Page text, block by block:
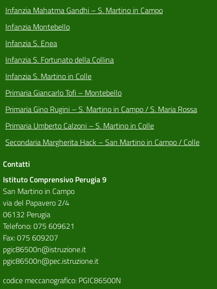
Infanzia Mahatma Gandhi – S. Martino in Campo
Infanzia Montebello
Infanzia S. Enea
Infanzia S. Fortunato della Collina
Infanzia S. Martino in Colle
Primaria Giancarlo Tofi – Montebello
Primaria Gino Rugini – S. Martino in Campo / S. Maria Rossa
Primaria Umberto Calzoni – S. Martino in Colle
Secondaria Margherita Hack – San Martino in Campo / Colle
Contatti
Istituto Comprensivo Perugia 9
San Martino in Campo
via del Papavero 2/4
06132 Perugia
Telefono: 075 609621
Fax: 075 609207
pgic86500n@istruzione.it
pgic86500n@pec.istruzione.it
codice meccanografico: PGIC86500N